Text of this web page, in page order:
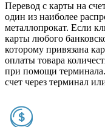
Перевод с карты на
один из наиболее
металлопрокат. Если
карты любого
которому привязана
оплаты товара
при помощи
счет через терминал